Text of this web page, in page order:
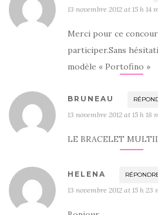
13 novembre 2012 at 15 h 14
Merci pour ce
participer.Sans
modèle « Portofino »
BRUNEAU
13 novembre 2012 at 15 h 18
LE BRACELET
HELENA
13 novembre 2012 at 15 h 23